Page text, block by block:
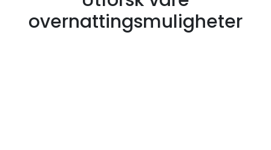
overnattingsmuligheter